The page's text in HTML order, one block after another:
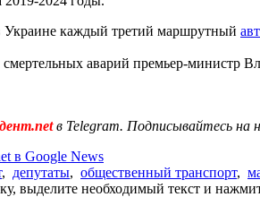
Украине каждый третий маршрутный
аварий премьер-министр
в Telegram. Подписывайтесь на
в Google News
, депутаты, общественный транспорт,
выделите необходимый текст и